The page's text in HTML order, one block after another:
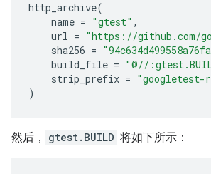
http_archive(
name = "gtest" ,
url = "https://github.com/
sha256 =
build_file = "@//
strip_prefix = "googletest-
)
然后， gtest.BUILD 将如下所示：